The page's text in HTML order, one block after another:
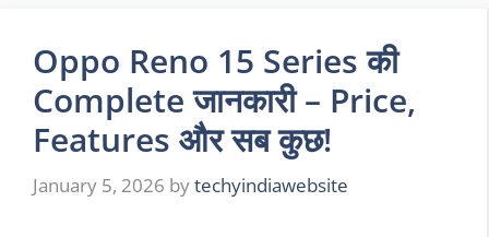
Oppo Reno 15 Series की
Complete जानकारी – Price,
Features और सब कुछ!
January 5, 2026 bytechyindiawebsite